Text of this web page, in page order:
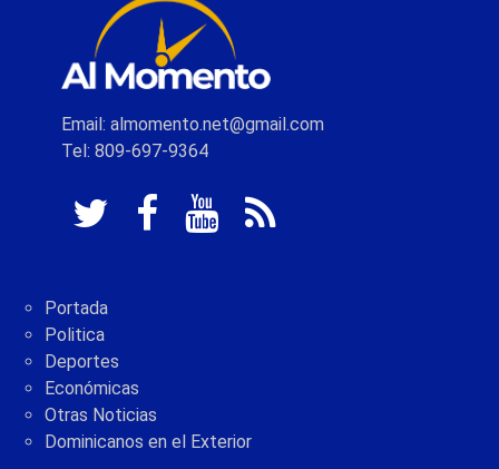
Email: almomento.net@gmail.com
Tel: 809-697-9364
Portada
Politica
Deportes
Económicas
Otras Noticias
Dominicanos en el Exterior